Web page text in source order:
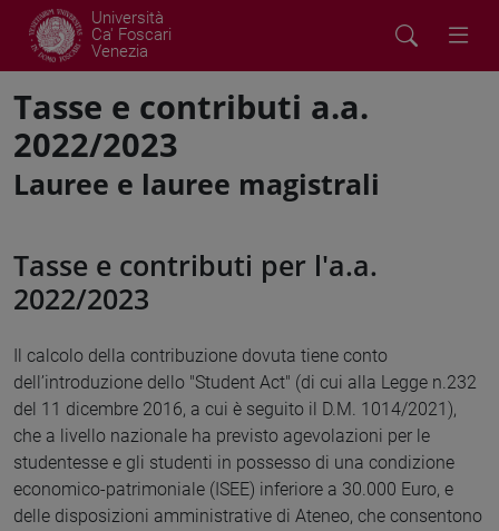
Università
Ca' Foscari
Venezia
Tasse e contributi a.a.
2022/2023
Lauree e lauree magistrali
Tasse e contributi per l'a.a.
2022/2023
Il calcolo della contribuzione dovuta tiene conto
dell’introduzione dello "Student Act" (di cui alla Legge n.232
del 11 dicembre 2016, a cui è seguito il D.M. 1014/2021),
che a livello nazionale ha previsto agevolazioni per le
studentesse e gli studenti in possesso di una condizione
economico-patrimoniale (ISEE) inferiore a 30.000 Euro, e
delle disposizioni amministrative di Ateneo, che consentono